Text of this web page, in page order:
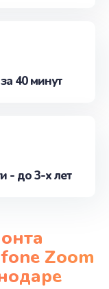
40 минут
- до 3-х лет
Zoom